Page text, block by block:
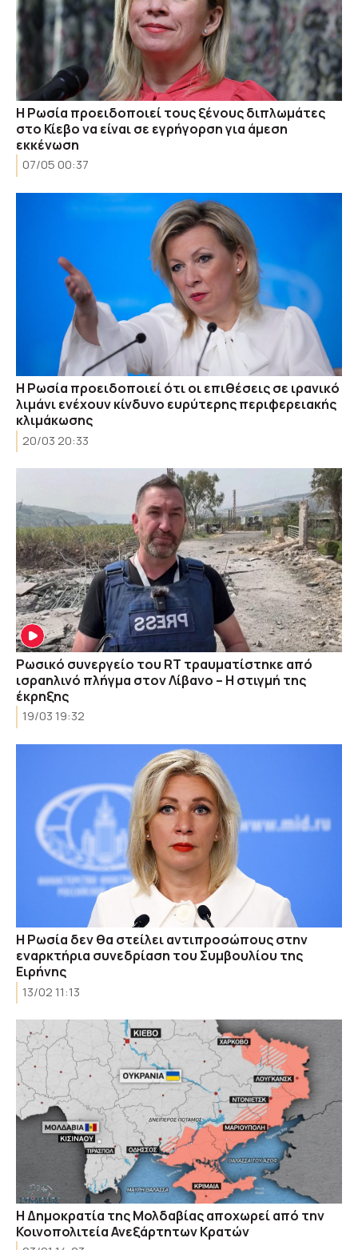
Η Ρωσία προειδοποιεί τους ξένους διπλωμάτες
στο Κίεβο να είναι σε εγρήγορση για άμεση
εκκένωση
07/05 00:37
Η Ρωσία προειδοποιεί ότι οι επιθέσεις σε ιρανικό
λιμάνι ενέχουν κίνδυνο ευρύτερης περιφερειακής
κλιμάκωσης
20/03 20:33
Ρωσικό συνεργείο του RT τραυματίστηκε από
ισραηλινό πλήγμα στον Λίβανο – Η στιγμή της
έκρηξης
19/03 19:32
Η Ρωσία δεν θα στείλει αντιπροσώπους στην
εναρκτήρια συνεδρίαση του Συμβουλίου της
Ειρήνης
13/02 11:13
Η Δημοκρατία της Μολδαβίας αποχωρεί από την
Κοινοπολιτεία Ανεξάρτητων Κρατών